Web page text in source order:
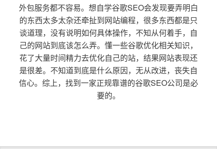
外包服务都不容易。想自学谷歌SEO会发现要弄明白
的东西太多太杂还牵扯到网站编程，很多东西都是只
谈道理，没有说明如何具体操作，不知从何着手，自
己的网站到底该怎么弄。懂一些谷歌优化相关知识，
花了大量时间精力去优化自己的站，结果网站表现还
是很差。不知道到底是什么原因，无从改进，丧失自
信心。综上，找到一家正规靠谱的谷歌SEO公司是必
要的。